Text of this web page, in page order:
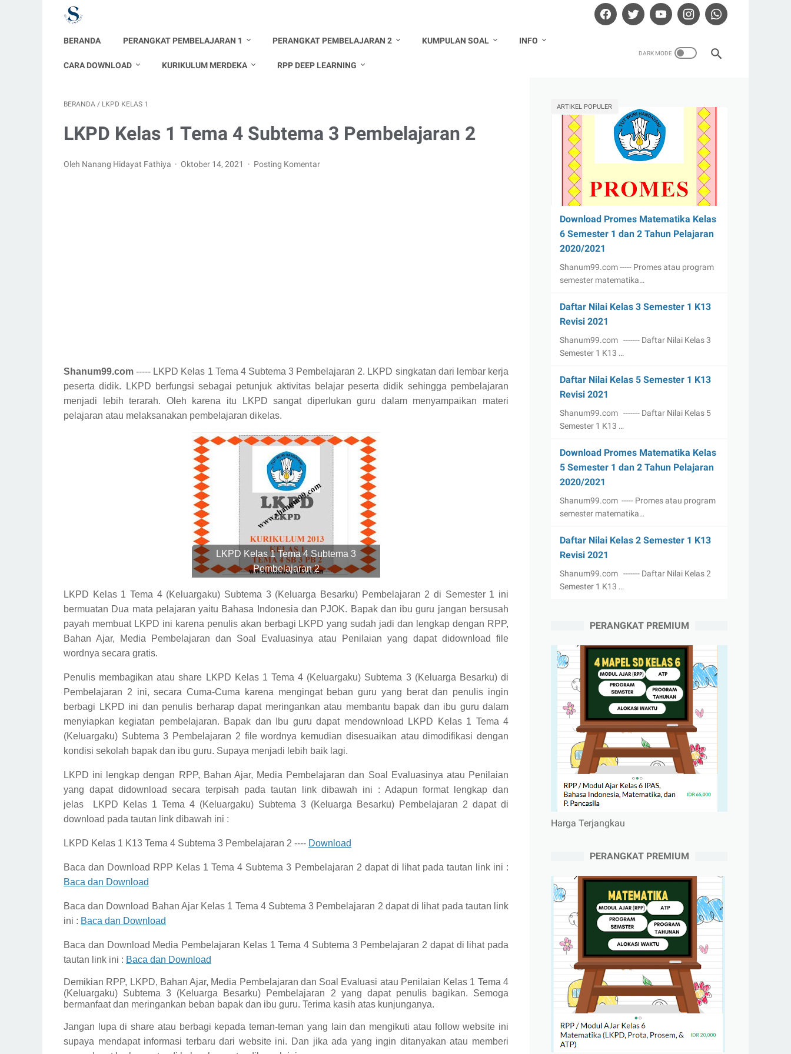
BERANDA PERANGKAT PEMBELAJARAN 1 PERANGKAT PEMBELAJARAN 2 KUMPULAN SOAL INFO
CARA DOWNLOAD KURIKULUM MERDEKA RPP DEEP LEARNING
BERANDA / LKPD KELAS 1
LKPD Kelas 1 Tema 4 Subtema 3 Pembelajaran 2
Oleh Nanang Hidayat Fathiya Oktober 14, 2021 Posting Komentar
Shanum99.com ----- LKPD Kelas 1 Tema 4 Subtema 3 Pembelajaran 2. LKPD singkatan dari lembar kerja
peserta didik. LKPD berfungsi sebagai petunjuk aktivitas belajar peserta didik sehingga pembelajaran
menjadi lebih terarah. Oleh karena itu LKPD sangat diperlukan guru dalam menyampaikan materi
pelajaran atau melaksanakan pembelajaran dikelas.
LKPD Kelas 1 Tema 4 Subtema 3
Pembelajaran 2
LKPD Kelas 1 Tema 4 (Keluargaku) Subtema 3 (Keluarga Besarku) Pembelajaran 2 di Semester 1 ini
bermuatan Dua mata pelajaran yaitu Bahasa Indonesia dan PJOK. Bapak dan ibu guru jangan bersusah
payah membuat LKPD ini karena penulis akan berbagi LKPD yang sudah jadi dan lengkap dengan RPP,
Bahan Ajar, Media Pembelajaran dan Soal Evaluasinya atau Penilaian yang dapat didownload file
wordnya secara gratis.
Penulis membagikan atau share LKPD Kelas 1 Tema 4 (Keluargaku) Subtema 3 (Keluarga Besarku) di
Pembelajaran 2 ini, secara Cuma-Cuma karena mengingat beban guru yang berat dan penulis ingin
berbagi LKPD ini dan penulis berharap dapat meringankan atau membantu bapak dan ibu guru dalam
menyiapkan kegiatan pembelajaran. Bapak dan Ibu guru dapat mendownload LKPD Kelas 1 Tema 4
(Keluargaku) Subtema 3 Pembelajaran 2 file wordnya kemudian disesuaikan atau dimodifikasi dengan
kondisi sekolah bapak dan ibu guru. Supaya menjadi lebih baik lagi.
LKPD ini lengkap dengan RPP, Bahan Ajar, Media Pembelajaran dan Soal Evaluasinya atau Penilaian
yang dapat didownload secara terpisah pada tautan link dibawah ini : Adapun format lengkap dan
jelas
LKPD Kelas 1 Tema 4 (Keluargaku) Subtema 3 (Keluarga Besarku) Pembelajaran 2 dapat di
download pada tautan link dibawah ini :
LKPD Kelas 1 K13 Tema 4 Subtema 3 Pembelajaran 2 ---- Download
Baca dan Download RPP Kelas 1 Tema 4 Subtema 3 Pembelajaran 2 dapat di lihat pada tautan link ini :
Baca dan Download
Baca dan Download Bahan Ajar Kelas 1 Tema 4 Subtema 3 Pembelajaran 2 dapat di lihat pada tautan link
ini : Baca dan Download
Baca dan Download Media Pembelajaran Kelas 1 Tema 4 Subtema 3 Pembelajaran 2 dapat di lihat pada
tautan link ini : Baca dan Download
Demikian RPP, LKPD, Bahan Ajar, Media Pembelajaran dan Soal Evaluasi atau Penilaian Kelas 1 Tema 4
(Keluargaku) Subtema 3 (Keluarga Besarku) Pembelajaran 2 yang dapat penulis bagikan. Semoga
bermanfaat dan meringankan beban bapak dan ibu guru. Terima kasih atas kunjunganya.
Jangan lupa di share atau berbagi kepada teman-teman yang lain dan mengikuti atau follow website ini
supaya mendapat informasi terbaru dari website ini. Dan jika ada yang ingin ditanyakan atau memberi
ARTIKEL POPULER
Download Promes Matematika Kelas
6 Semester 1 dan 2 Tahun Pelajaran
2020/2021
Shanum99.com ----- Promes atau program
semester matematika…
Daftar Nilai Kelas 3 Semester 1 K13
Revisi 2021
Shanum99.com ------- Daftar Nilai Kelas 3
Semester 1 K13 …
Daftar Nilai Kelas 5 Semester 1 K13
Revisi 2021
Shanum99.com ------- Daftar Nilai Kelas 5
Semester 1 K13 …
Download Promes Matematika Kelas
5 Semester 1 dan 2 Tahun Pelajaran
2020/2021
Shanum99.com ----- Promes atau program
semester matematika…
Daftar Nilai Kelas 2 Semester 1 K13
Revisi 2021
Shanum99.com ------- Daftar Nilai Kelas 2
Semester 1 K13 …
PERANGKAT PREMIUM
Harga Terjangkau
PERANGKAT PREMIUM